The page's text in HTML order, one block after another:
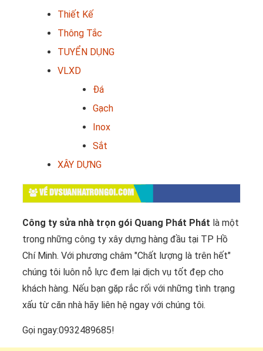
Thiết Kế
Thông Tắc
TUYỂN DỤNG
VLXD
Đá
Gạch
Inox
Sắt
XÂY DỰNG
VỀ DVSUANHATRONGOI.COM
Công ty sửa nhà trọn gói Quang Phát Phát là một
trong những công ty xây dựng hàng đầu tại TP Hồ
Chí Minh. Với phương châm "Chất lượng là trên hết"
chúng tôi luôn nỗ lực đem lại dịch vụ tốt đẹp cho
khách hàng. Nếu bạn gặp rắc rối với những tình trạng
xấu từ căn nhà hãy liên hệ ngay với chúng tôi.
Gọi ngay:0932489685!